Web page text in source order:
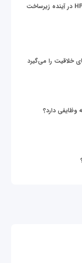
زیر پوست دنیای داده؛ نقش سرور HP در آینده زیرساخت
خلاقیت را می‌گیرد
دارد؟